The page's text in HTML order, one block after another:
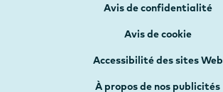
Avis de confidentialité
Avis de cookie
Accessibilité des sites Web
À propos de nos publicités